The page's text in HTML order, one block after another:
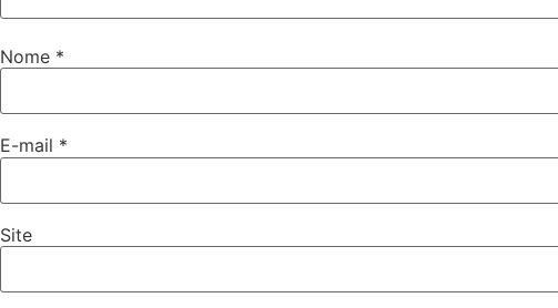
Nome *
E-mail *
Site